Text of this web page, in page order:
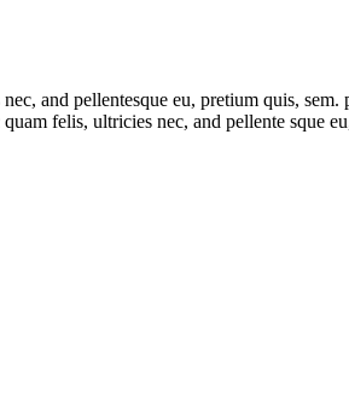
and pellentesque eu, pretium quis,
felis, ultricies nec, and pellente sque